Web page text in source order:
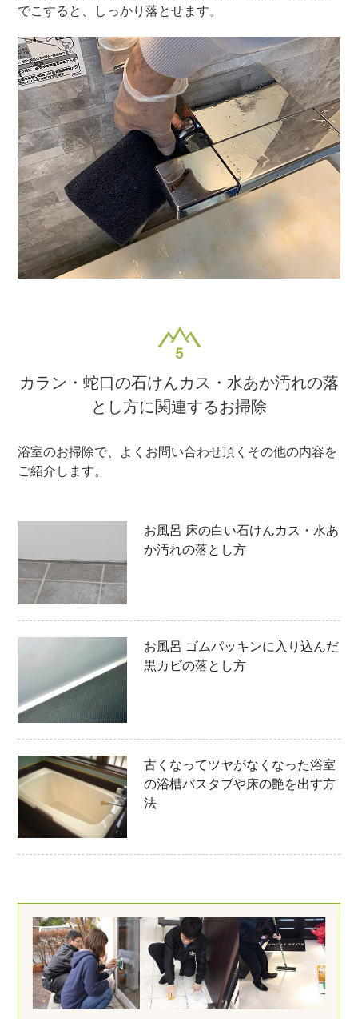
でこすると、しっかり落とせます。
カラン・蛇口の石けんカス・水あか汚れの落
とし方に関連するお掃除
浴室のお掃除で、よくお問い合わせ頂くその他の内容を
ご紹介します。
お風呂 床の白い石けんカス・水あ
か汚れの落とし方
お風呂 ゴムパッキンに入り込んだ
黒カビの落とし方
古くなってツヤがなくなった浴室
の浴槽バスタブや床の艶を出す方
法